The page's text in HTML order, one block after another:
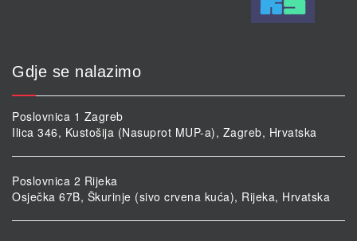
Gdje se nalazimo
Poslovnica 1 Zagreb
Ilica 346, Kustošija (Nasuprot MUP-a), Zagreb, Hrvatska
Poslovnica 2 Rijeka
Osječka 67B, Škurinje (sivo crvena kuća), Rijeka, Hrvatska